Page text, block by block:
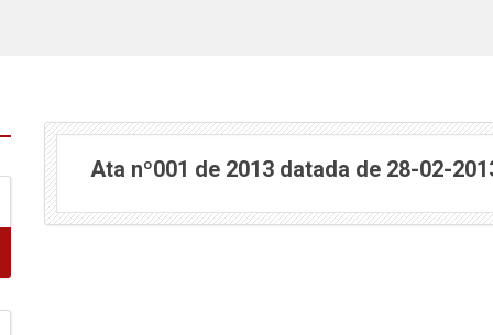
Ata nº001 de 2013 datada de 28-02-